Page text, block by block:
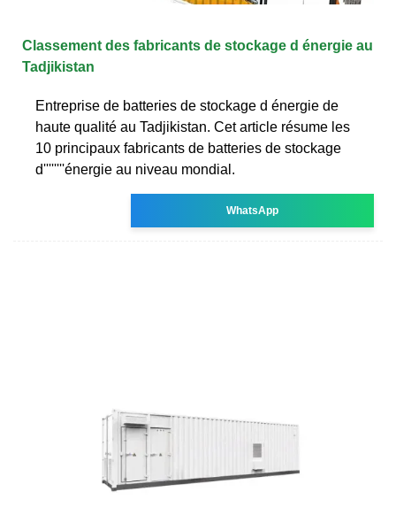
Classement des fabricants de stockage d énergie au
Tadjikistan
Entreprise de batteries de stockage d énergie de
haute qualité au Tadjikistan. Cet article résume les
10 principaux fabricants de batteries de stockage
d''''''''énergie au niveau mondial.
WhatsApp